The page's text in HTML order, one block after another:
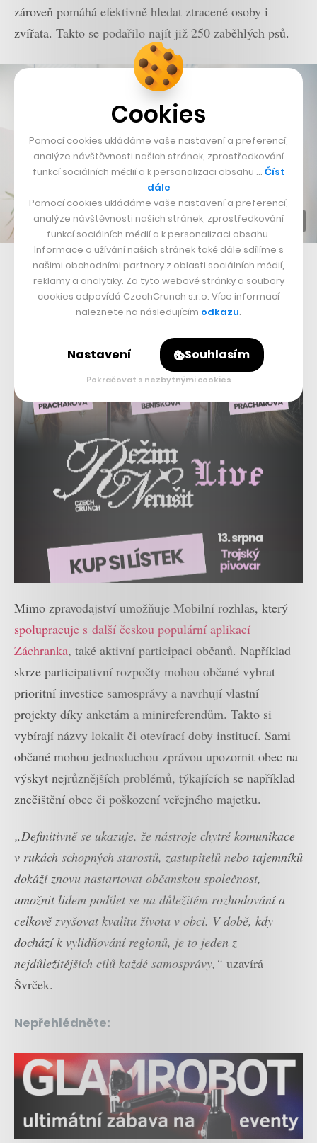
zároveň pomáhá efektivně hledat ztracené osoby i
zvířata. Takto se podařilo najít již 250 zaběhlých psů.
Zakladatel aplikace Záchrana Filip Maleňák a zakladatel Mobilního
rozhlasu Ondřej Švrček
Mimo zpravodajství umožňuje Mobilní rozhlas, který
spolupracuje s další českou populární aplikací
Záchranka, také aktivní participaci občanů. Například
skrze participativní rozpočty mohou občané vybrat
prioritní investice samosprávy a navrhují vlastní
projekty díky anketám a minireferendům. Takto si
vybírají názvy lokalit či otevírací doby institucí. Sami
občané mohou jednoduchou zprávou upozornit obec na
výskyt nejrůznějších problémů, týkajících se například
znečištění obce či poškození veřejného majetku.
„Definitivně se ukazuje, že nástroje chytré komunikace
v rukách schopných starostů, zastupitelů nebo tajemníků
dokáží znovu nastartovat občanskou společnost,
umožnit lidem podílet se na důležitém rozhodování a
celkově zvyšovat kvalitu života v obci. V době, kdy
dochází k vylidňování regionů, je to jeden z
nejdůležitějších cílů každé samosprávy,“ uzavírá
Švrček.
Nepřehlédněte:
Cookies
Pomocí cookies ukládáme vaše nastavení a preferencí,
analýze návštěvnosti našich stránek, zprostředkování
funkcí sociálních médií a k personalizaci obsahu … Číst
dále
Pomocí cookies ukládáme vaše nastavení a preferencí,
analýze návštěvnosti našich stránek, zprostředkování
funkcí sociálních médií a k personalizaci obsahu.
Informace o užívání našich stránek také dále sdílíme s
našimi obchodními partnery z oblasti sociálních médií,
reklamy a analytiky. Za tyto webové stránky a soubory
cookies odpovídá CzechCrunch s.r.o. Více informací
naleznete na následujícím odkazu.
Nastavení Souhlasím
Pokračovat s nezbytnými cookies